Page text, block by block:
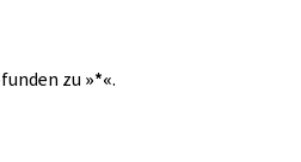
zu »*«.